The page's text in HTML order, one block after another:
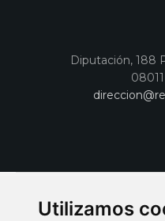
Utilizamos
Diputación, 188